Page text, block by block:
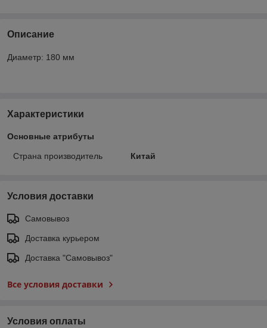
Описание
Диаметр: 180 мм
Характеристики
Основные атрибуты
Страна производитель Китай
Условия доставки
Самовывоз
Доставка курьером
Доставка "Самовывоз"
Все условия доставки
Условия оплаты